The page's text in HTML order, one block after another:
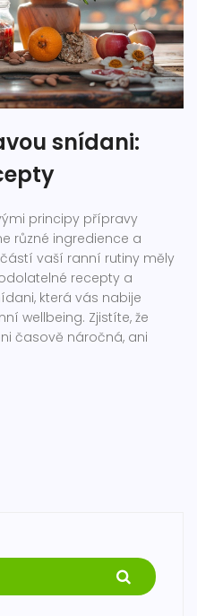
snídani:
principy přípravy
různé ingredience a
vaší ranní rutiny měly
recepty a
která vás nabije
wellbeing. Zjistíte, že
časově náročná, ani